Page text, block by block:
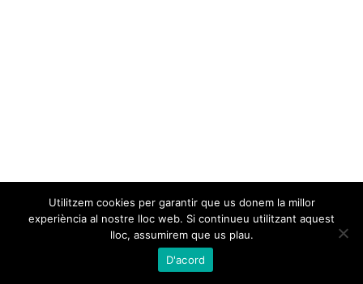
Utilitzem cookies per garantir que us donem la millor
experiència al nostre lloc web. Si continueu utilitzant aquest
lloc, assumirem que us plau.
D'acord